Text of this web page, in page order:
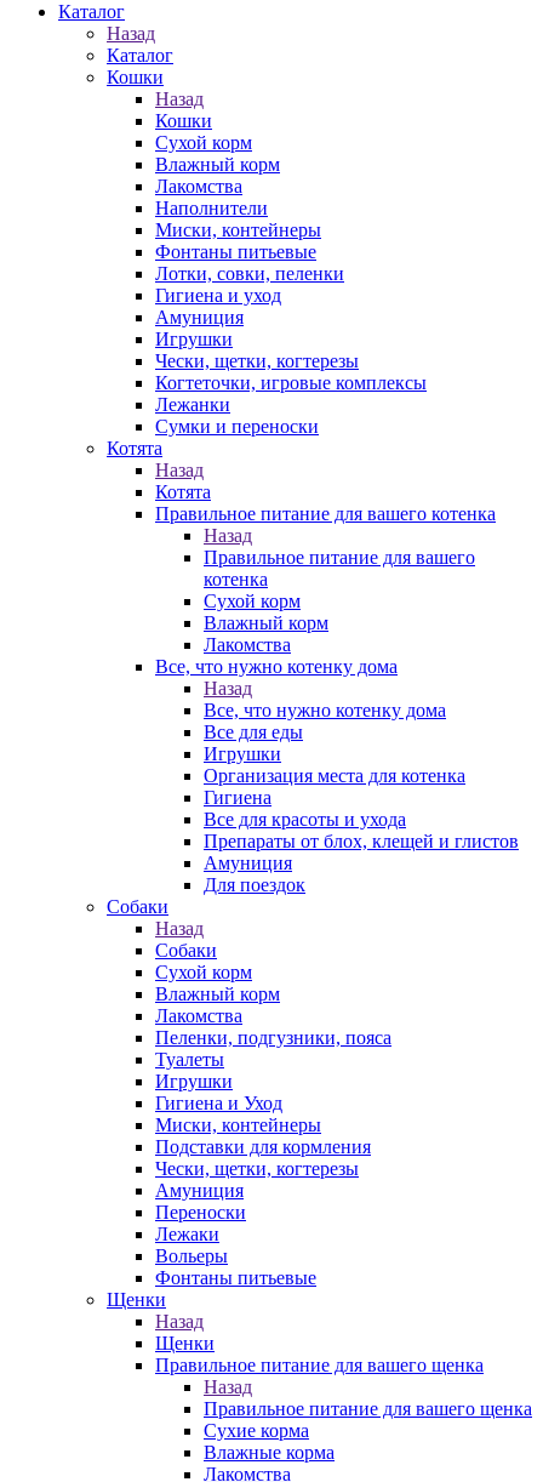
Каталог
Назад
Каталог
Кошки
Назад
Кошки
Сухой корм
Влажный корм
Лакомства
Наполнители
Миски, контейнеры
Фонтаны питьевые
Лотки, совки, пеленки
Гигиена и уход
Амуниция
Игрушки
Чески, щетки, когтерезы
Когтеточки, игровые комплексы
Лежанки
Сумки и переноски
Котята
Назад
Котята
Правильное питание для вашего котенка
Назад
Правильное питание для вашего
котенка
Сухой корм
Влажный корм
Лакомства
Все, что нужно котенку дома
Назад
Все, что нужно котенку дома
Все для еды
Игрушки
Организация места для котенка
Гигиена
Все для красоты и ухода
Препараты от блох, клещей и глистов
Амуниция
Для поездок
Собаки
Назад
Собаки
Сухой корм
Влажный корм
Лакомства
Пеленки, подгузники, пояса
Туалеты
Игрушки
Гигиена и Уход
Миски, контейнеры
Подставки для кормления
Чески, щетки, когтерезы
Амуниция
Переноски
Лежаки
Вольеры
Фонтаны питьевые
Щенки
Назад
Щенки
Правильное питание для вашего щенка
Назад
Правильное питание для вашего щенка
Сухие корма
Влажные корма
Лакомства